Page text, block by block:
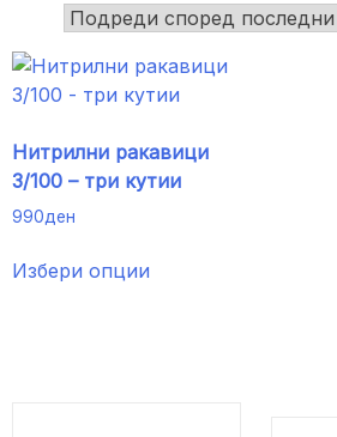
Нитрилни ракавици
3/100 – три кутии
990ден
Избери опции